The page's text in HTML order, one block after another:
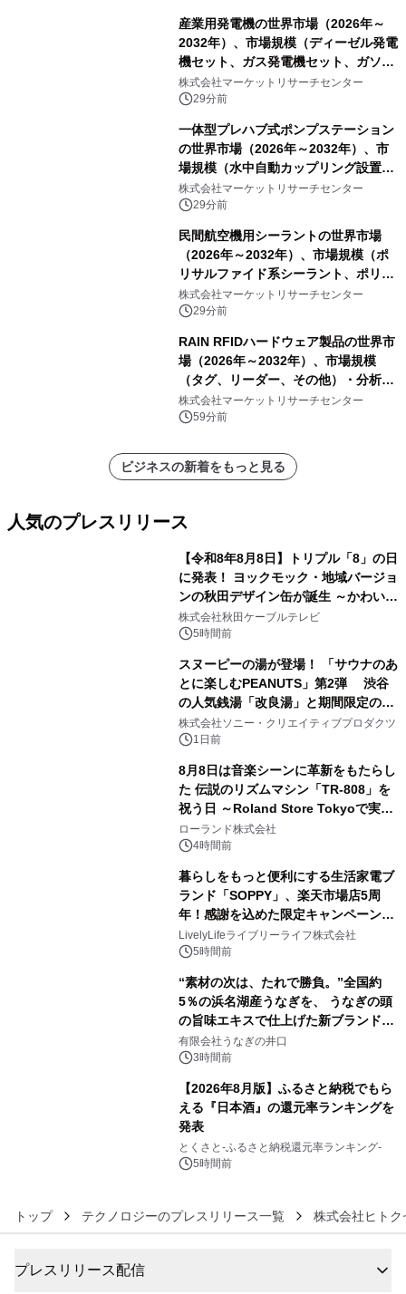
産業用発電機の世界市場（2026年～
2032年）、市場規模（ディーゼル発電
機セット、ガス発電機セット、ガソリ
ン発電機セット、風力タービン、太陽
光発電機セット、その他）・分析レポ
株式会社マーケットリサーチセンター
29分前
一体型プレハブ式ポンプステーション
の世界市場（2026年～2032年）、市
場規模（水中自動カップリング設置、
陸上設置）・分析レポートを発表
株式会社マーケットリサーチセンター
29分前
民間航空機用シーラントの世界市場
（2026年～2032年）、市場規模（ポ
リサルファイド系シーラント、ポリチ
オエーテル系シーラント、シリコーン
系シーラント、その他）・分析レポー
株式会社マーケットリサーチセンター
29分前
RAIN RFIDハードウェア製品の世界市
場（2026年～2032年）、市場規模
（タグ、リーダー、その他）・分析レ
ポートを発表
株式会社マーケットリサーチセンター
59分前
ビジネスの新着をもっと見る
人気のプレスリリース
【令和8年8月8日】トリプル「8」の日
に発表！ ヨックモック・地域バージョ
ンの秋田デザイン缶が誕生 ～かわいい
秋田犬の子犬と秋田の四季と名所を巡
るパッケージ～ 9月1日(火)秋田県内で
株式会社秋田ケーブルテレビ
5時間前
スヌーピーの湯が登場！ 「サウナのあ
とに楽しむPEANUTS」第2弾 渋谷
の人気銭湯「改良湯」と期間限定のコ
ラボレーション サウナイキタイコラ
ボグッズも発売決定！
株式会社ソニー・クリエイティブプロダクツ
1日前
8月8日は音楽シーンに革新をもたらし
た 伝説のリズムマシン「TR-808」を
祝う日 ～Roland Store Tokyoで実機
を展示しての 記念キャンペーンを開
催 英国ラジオ「NTS」の 特別プログ
アーティストを フィーチャーしたアニ
メーションを公開～
ローランド株式会社
4時間前
暮らしをもっと便利にする生活家電ブ
ランド「SOPPY」、楽天市場店5周
年！感謝を込めた限定キャンペーンを
8月10日より開催
LivelyLifeライブリーライフ株式会社
5時間前
“素材の次は、たれで勝負。”全国約
5％の浜名湖産うなぎを、 うなぎの頭
の旨味エキスで仕上げた新ブランド
「井口の誉」誕生
有限会社うなぎの井口
3時間前
【2026年8月版】ふるさと納税でもら
える『日本酒』の還元率ランキングを
発表
とくさと-ふるさと納税還元率ランキング-
5時間前
トップ テクノロジーのプレスリリース一覧 株式会社ヒト
プレスリリース配信